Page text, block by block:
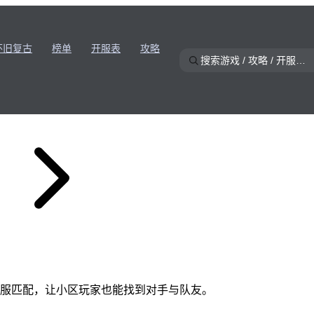
旧复古 榜单 开服表 攻略
匹配，让小区玩家也能找到对手与队友。